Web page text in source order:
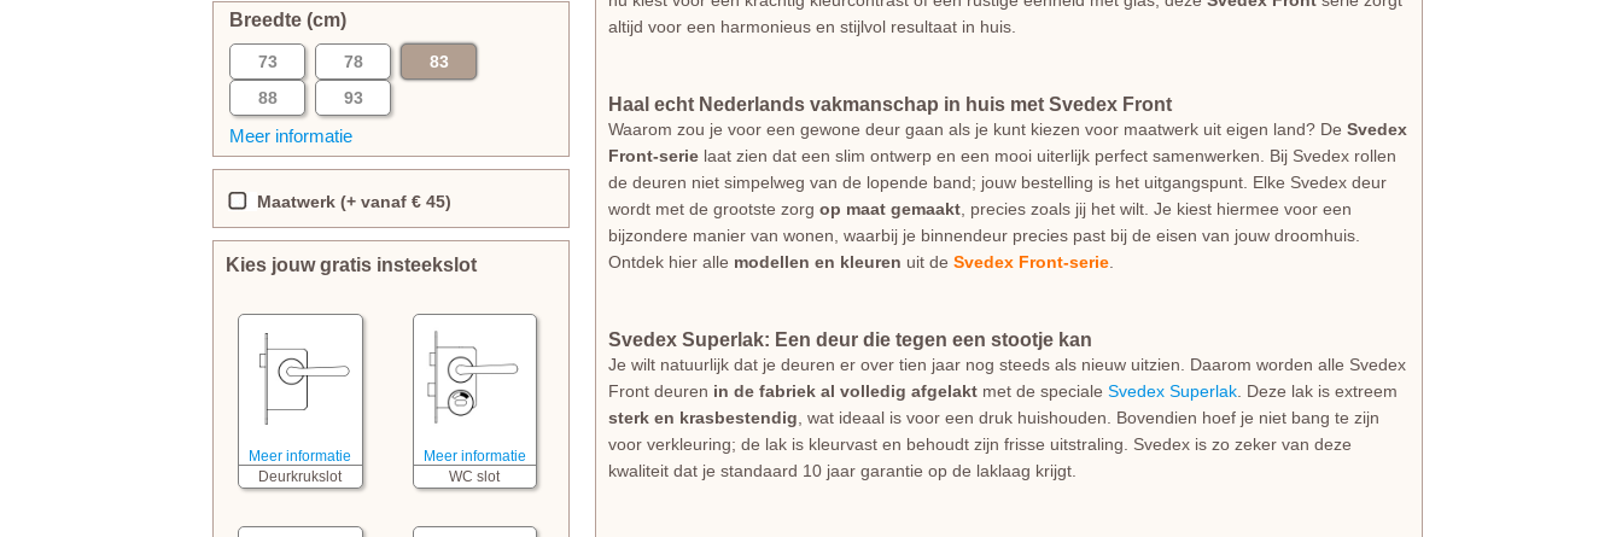
Breedte (cm)
73 78
83
88
93
Meer informatie
Maatwerk (+ vanaf € 45)
Kies jouw gratis insteekslot
Meer informatie
Deurkrukslot
Meer informatie
WC slot
altijd voor een harmonieus en stijlvol resultaat in huis.
Haal echt Nederlands vakmanschap in huis met Svedex Front
Waarom zou je voor een gewone deur gaan als je kunt kiezen voor maatwerk uit eigen land? De Svedex
Front-serie laat zien dat een slim ontwerp en een mooi uiterlijk perfect samenwerken. Bij Svedex rollen
de deuren niet simpelweg van de lopende band; jouw bestelling is het uitgangspunt. Elke Svedex deur
wordt met de grootste zorg op maat gemaakt , precies zoals jij het wilt. Je kiest hiermee voor een
bijzondere manier van wonen, waarbij je binnendeur precies past bij de eisen van jouw droomhuis.
Ontdek hier alle modellen en kleuren uit de Svedex Front-serie
Svedex Superlak: Een deur die tegen een stootje kan
Je wilt natuurlijk dat je deuren er over tien jaar nog steeds als nieuw uitzien. Daarom worden alle Svedex
Front deuren in de fabriek al volledig afgelakt met de speciale Svedex Superlak . Deze lak is extreem
sterk en krasbestendig , wat ideaal is voor een druk huishouden. Bovendien hoef je niet bang te zijn
voor verkleuring; de lak is kleurvast en behoudt zijn frisse uitstraling. Svedex is zo zeker van deze
kwaliteit dat je standaard 10 jaar garantie op de laklaag krijgt.